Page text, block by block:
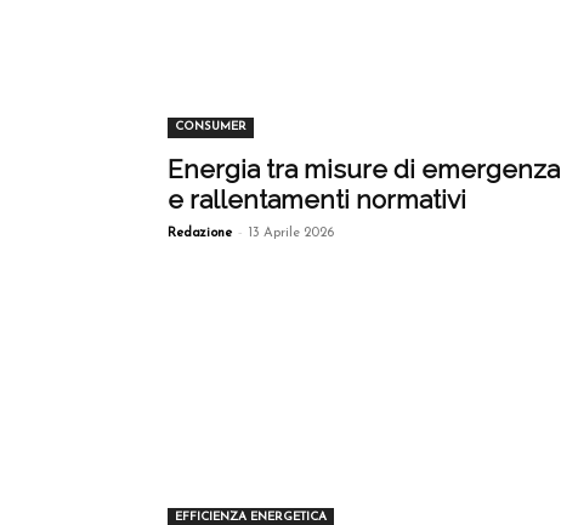
CONSUMER
Energia tra misure di emergenza
e rallentamenti normativi
Redazione - 13 Aprile 2026
EFFICIENZA ENERGETICA